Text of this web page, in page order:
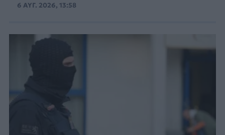
6 ΑΥΓ. 2026, 13:58